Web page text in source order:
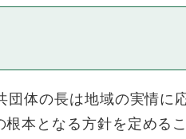
体の長は地域の実情に
本となる方針を定める